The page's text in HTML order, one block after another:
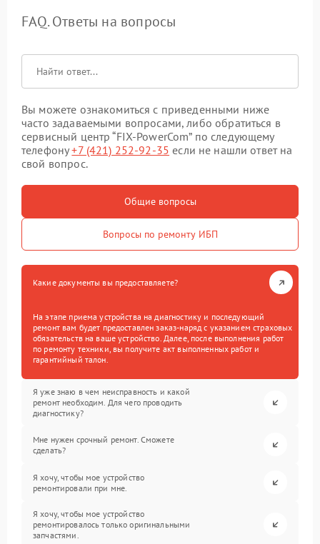
FAQ. Ответы на вопросы
Вы можете ознакомиться с приведенными ниже
часто задаваемыми вопросами, либо обратиться в
сервисный центр “FIX-PowerCom” по следующему
телефону+7 (421) 252-92-35 если не нашли ответ на
свой вопрос.
Общие вопросы
Вопросы по ремонту ИБП
Какие документы вы предоставляете?
На этапе приема устройства на диагностику и последующий
ремонт вам будет предоставлен заказ-наряд с указанием страховых
обязательств на ваше устройство. Далее, после выполнения работ
по ремонту техники, вы получите акт выполненных работ и
гарантийный талон.
Я уже знаю в чем неисправность и какой
ремонт необходим. Для чего проводить
диагностику?
Мне нужен срочный ремонт. Сможете
сделать?
Я хочу, чтобы мое устройство
ремонтировали при мне.
Я хочу, чтобы мое устройство
ремонтировалось только оригинальными
запчастями.